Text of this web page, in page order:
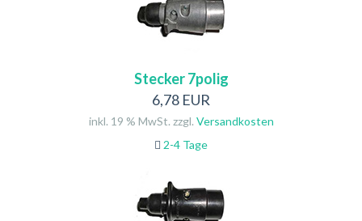
Stecker 7polig
6,78 EUR
inkl. 19 % MwSt. zzgl. Versandkosten
2-4 Tage